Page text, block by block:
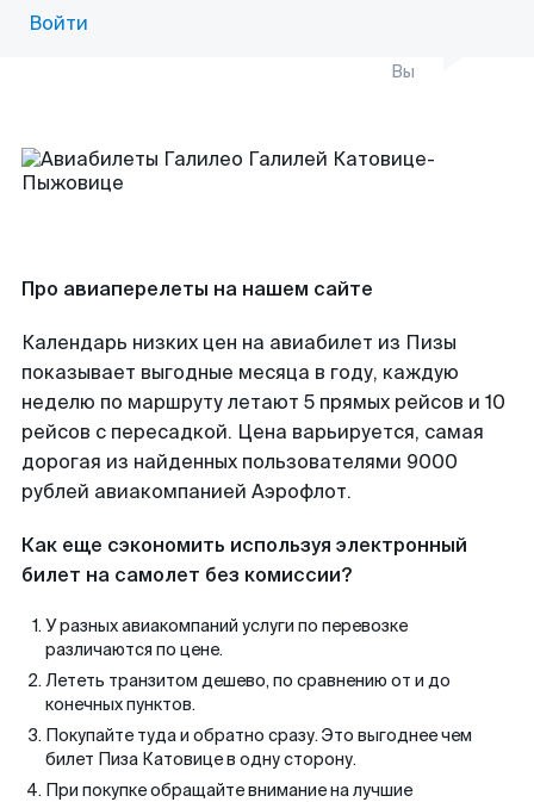
Войти
Вы
Про авиаперелеты на нашем сайте
Календарь низких цен на авиабилет из Пизы
показывает выгодные месяца в году, каждую
неделю по маршруту летают 5 прямых рейсов и 10
рейсов с пересадкой. Цена варьируется, самая
дорогая из найденных пользователями 9000
рублей авиакомпанией Аэрофлот.
Как еще сэкономить используя электронный
билет на самолет без комиссии?
У разных авиакомпаний услуги по перевозке
различаются по цене.
Лететь транзитом дешево, по сравнению от и до
конечных пунктов.
Покупайте туда и обратно сразу. Это выгоднее чем
билет Пиза Катовице в одну сторону.
При покупке обращайте внимание на лучшие